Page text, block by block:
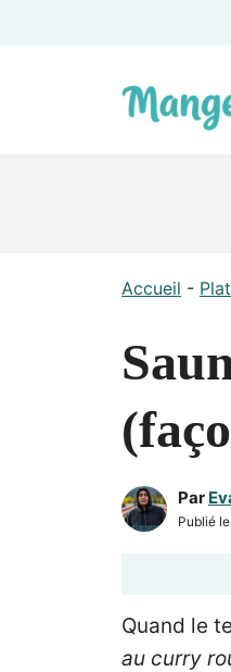
Accueil -
Par
Publié le
Quand le
au curry